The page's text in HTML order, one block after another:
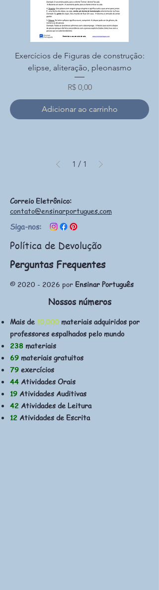
Exercícios de Figuras de construção:
elipse, aliteração, pleonasmo
Preço
R$ 0,00
Adicionar ao carrinho
1 / 1
Correio Eletrônico:
contato@ensinarportugues.com
Siga-nos:
Política de Devolução
Perguntas Frequentes
© 2020 - 2026 por Ensinar Português
Nossos números
Mais de 10.000 materiais adquiridos por
professores espalhados pelo mundo
238 materiais
69 materiais gratuitos
79 exercícios
44 Atividades Orais
19 Atividades Auditivas
42 Atividades de Leitura
12 Atividades de Escrita